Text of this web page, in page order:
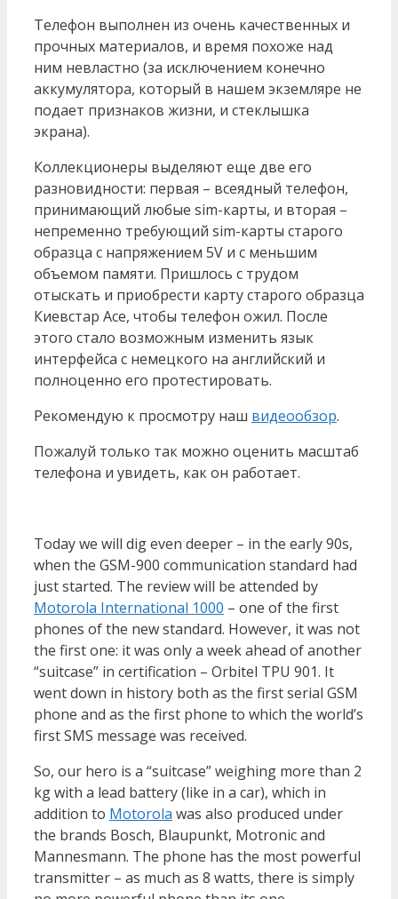
Телефон выполнен из очень качественных и
прочных материалов, и время похоже над
ним невластно (за исключением конечно
аккумулятора, который в нашем экземляре не
подает признаков жизни, и стеклышка
экрана).
Коллекционеры выделяют еще две его
разновидности: первая – всеядный телефон,
принимающий любые sim-карты, и вторая –
непременно требующий sim-карты старого
образца с напряжением 5V и с меньшим
объемом памяти. Пришлось с трудом
отыскать и приобрести карту старого образца
Киевстар Ace, чтобы телефон ожил. После
этого стало возможным изменить язык
интерфейса с немецкого на английский и
полноценно его протестировать.
Рекомендую к просмотру наш видеообзор.
Пожалуй только так можно оценить масштаб
телефона и увидеть, как он работает.
Today we will dig even deeper – in the early 90s,
when the GSM-900 communication standard had
just started. The review will be attended by
Motorola International 1000 – one of the first
phones of the new standard. However, it was not
the first one: it was only a week ahead of another
“suitcase” in certification – Orbitel TPU 901. It
went down in history both as the first serial GSM
phone and as the first phone to which the world’s
first SMS message was received.
So, our hero is a “suitcase” weighing more than 2
kg with a lead battery (like in a car), which in
addition to Motorola was also produced under
the brands Bosch, Blaupunkt, Motronic and
Mannesmann. The phone has the most powerful
transmitter – as much as 8 watts, there is simply